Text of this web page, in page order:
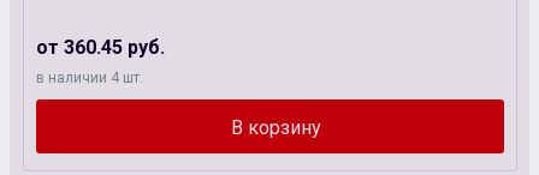
от 360.45 руб.
в наличии 4 шт.